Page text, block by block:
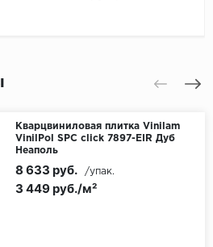
Кварцвиниловая плитка Vinilam
VinilPol SPC click 7897-EIR Дуб
Неаполь
3 449 руб./м²
8 633 руб. /упак.